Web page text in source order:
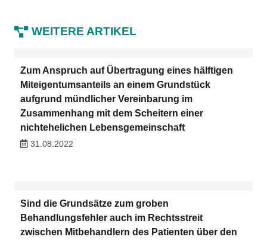
WEITERE ARTIKEL
Zum Anspruch auf Übertragung eines hälftigen
Miteigentumsanteils an einem Grundstück
aufgrund mündlicher Vereinbarung im
Zusammenhang mit dem Scheitern einer
nichtehelichen Lebensgemeinschaft
31.08.2022
Sind die Grundsätze zum groben
Behandlungsfehler auch im Rechtsstreit
zwischen Mitbehandlern des Patienten über den